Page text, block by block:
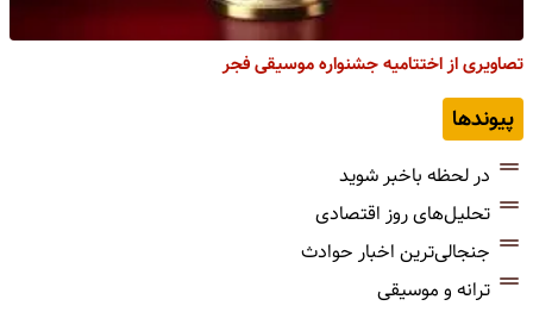
تصاویری از اختتامیه جشنواره موسیقی فجر
پیوندها
در لحظه باخبر شوید
تحلیل‌های روز اقتصادی
جنجالی‌ترین اخبار حوادث
ترانه و موسیقی